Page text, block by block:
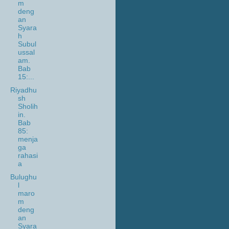
m
deng
an
Syara
h
Subul
ussal
am.
Bab
15:...
Riyadhu
sh
Sholih
in.
Bab
85:
menja
ga
rahasi
a
Bulughu
maro
m
deng
an
Syara